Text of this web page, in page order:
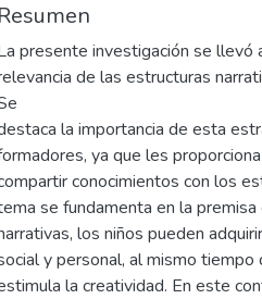
Resumen
presente investigación se llevó
de las estructuras
la importancia de esta
ya que les
conocimientos con los
se fundamenta en la
los niños pueden
y personal, al mismo
la creatividad. En este